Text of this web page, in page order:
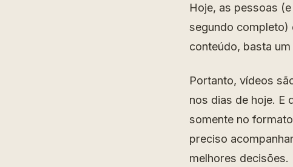
Hoje, as pessoas
segundo completo)
conteúdo, basta
Portanto, vídeos
nos dias de hoje. E
somente no
preciso
melhores